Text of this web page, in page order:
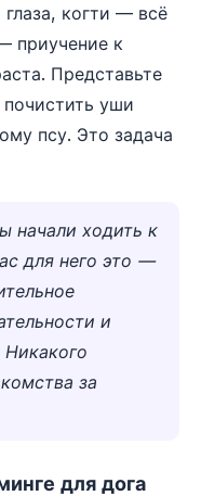
когти — всё
приучение к
Представьте
уши
псу. Это задача
начали ходить к
для него это —
и
за
для дога